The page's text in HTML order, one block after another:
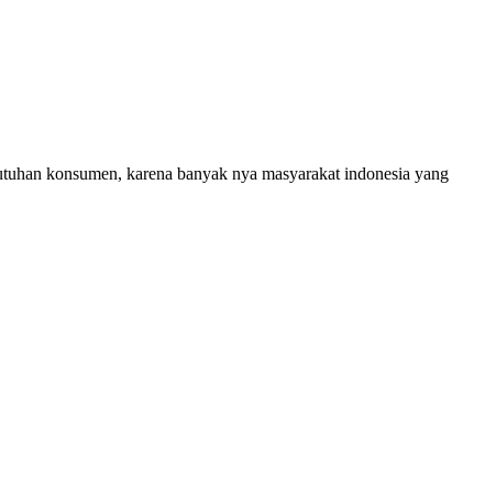
konsumen, karena banyak nya masyarakat indonesia yang